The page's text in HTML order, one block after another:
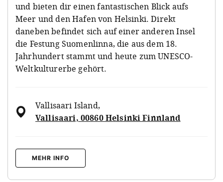
und bieten dir einen fantastischen Blick aufs
Meer und den Hafen von Helsinki. Direkt
daneben befindet sich auf einer anderen Insel
die Festung Suomenlinna, die aus dem 18.
Jahrhundert stammt und heute zum UNESCO-
Weltkulturerbe gehört.
Vallisaari Island,
Vallisaari, 00860 Helsinki Finnland
MEHR INFO